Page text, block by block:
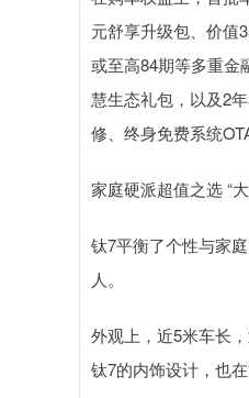
元舒享升级包、价值
或至高84期等多重金
慧生态礼包，以及2
修、终身免费系统
家庭硬派超值之选 “
钛7平衡了个性与家
人。
外观上，近5米车长
钛7的内饰设计，也